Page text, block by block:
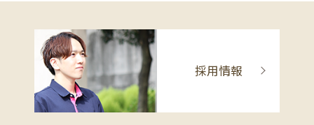
採用情報